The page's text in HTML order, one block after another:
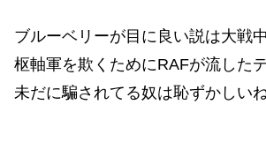
ブルーベリーが目に良い説は大戦
枢軸軍を欺くためにRAFが流した
未だに騙されてる奴は恥ずかしい